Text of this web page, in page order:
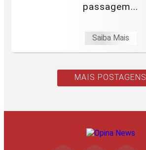
passagem...
Saiba Mais
MAIS POSTAGENS